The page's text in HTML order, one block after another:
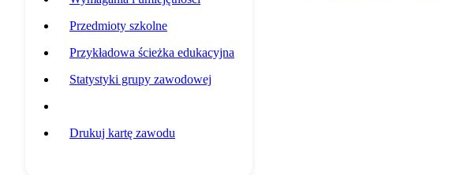
Przedmioty szkolne
Przykładowa ścieżka edukacyjna
Statystyki grupy zawodowej
Drukuj kartę zawodu